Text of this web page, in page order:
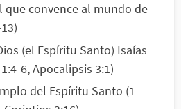
que convence al mundo de
(el Espíritu Santo) Isaías
6, Apocalipsis 3:1)
del Espíritu Santo (1